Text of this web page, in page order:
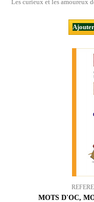
Les curieux et les amoureux
MOTS D'OC,